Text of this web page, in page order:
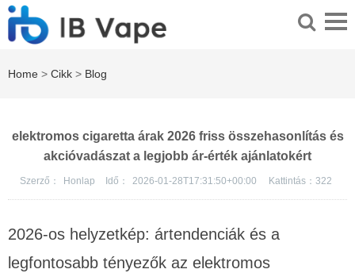
Home > Cikk > Blog
elektromos cigaretta árak 2026 friss összehasonlítás és
akcióvadászat a legjobb ár-érték ajánlatokért
Szerző： Honlap Idő： 2026-01-28T17:31:50+00:00 Kattintás： 322
2026-os helyzetkép: ártendenciák és a
legfontosabb tényezők az elektromos